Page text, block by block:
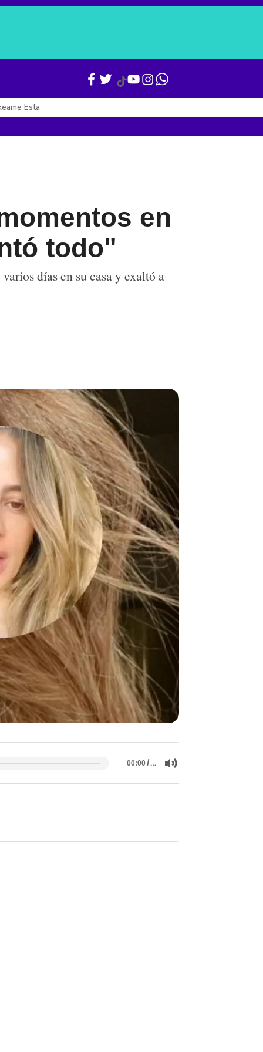
Esta
en
todo"
días en su casa y exaltó a
00:00/…